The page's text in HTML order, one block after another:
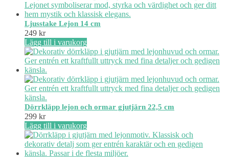
Ljusstake Lejon 14 cm
249 kr
Lägg till i varukorg
Dörrkläpp lejon och ormar gjutjärn 22,5 cm
299 kr
Lägg till i varukorg